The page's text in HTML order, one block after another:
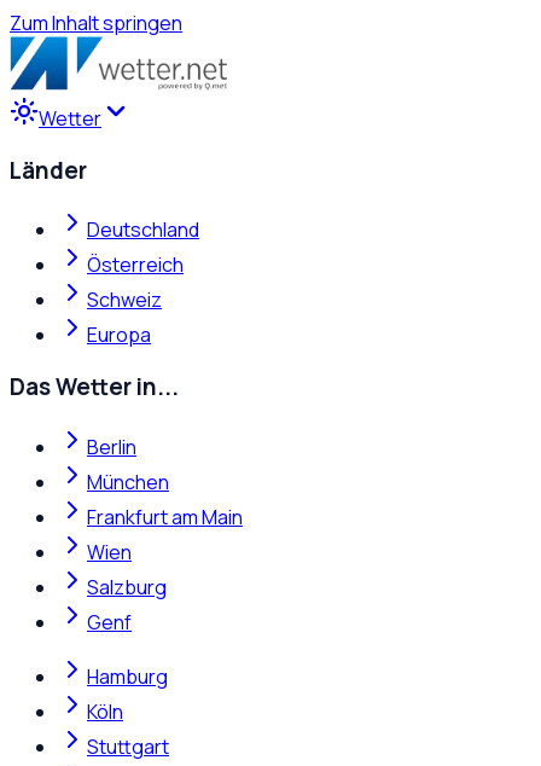
Zum Inhalt springen
Wetter
Länder
Deutschland
Österreich
Schweiz
Europa
Das Wetter in...
Berlin
München
Frankfurt am Main
Wien
Salzburg
Genf
Hamburg
Köln
Stuttgart